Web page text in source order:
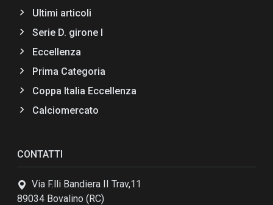
Ultimi articoli
Serie D. girone I
Eccellenza
Prima Categoria
Coppa Italia Eccellenza
Calciomercato
CONTATTI
Via F.lli Bandiera II Trav,11
89034 Bovalino (RC)